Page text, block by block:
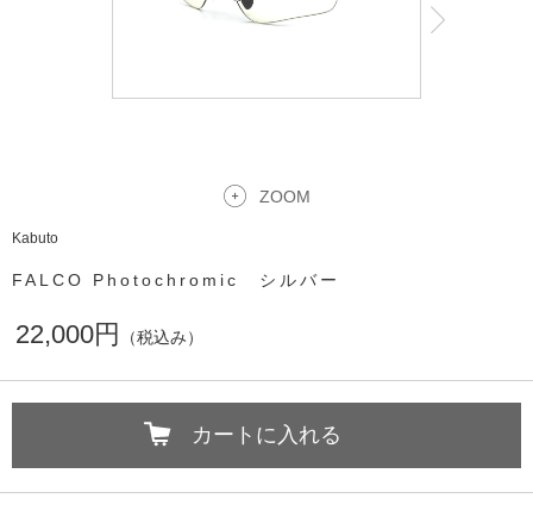
ZOOM
Kabuto
FALCO Photochromic シルバー
22,000円 （税込み）
カートに入れる